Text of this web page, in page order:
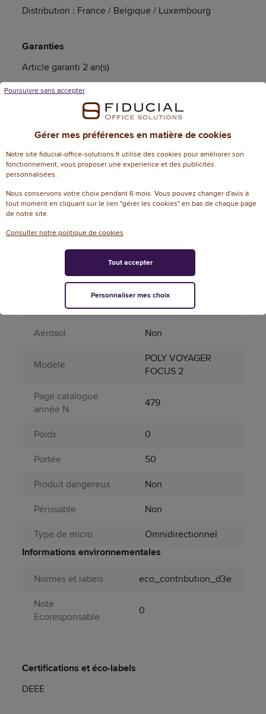
Distribution : France / Belgique / Luxembourg
Garanties
Article garanti 2 an(s)
Caractéristiques techniques
Informations génériques
Référence
Référence fabricant
9T9J3AA
Garantie N+1
2
Attributs spécifiques
Autonomie en
communication
40
Aérosol Non
Modèle
POLY VOYAGER
FOCUS 2
Page catalogue
année N
479
Poids
0
Portée
50
Produit dangereux
Non
Périssable
Non
Type de micro
Omnidirectionnel
Informations environnementales
Normes et labels
eco_contribution_d3e
Note
Ecoresponsable
0
Certifications et éco-labels
DEEE
Gérer mes préférences en matière de cookies
Notre site fiducial-office-solutions.fr utilise des cookies pour améliorer son
fonctionnement, vous proposer une experience et des publicités
personnalisées.
Nous conservons votre choix pendant 6 mois. Vous pouvez changer d'avis à
tout moment en cliquant sur le lien "gérer les cookies" en bas de chaque page
de notre site.
Consulter notre politique de cookies
Poursuivre sans accepter
Personnaliser mes choix
Tout accepter